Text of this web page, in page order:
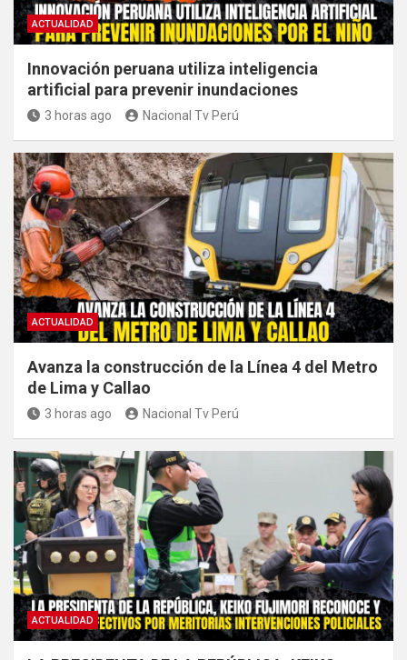
ACTUALIDAD
Innovación peruana utiliza inteligencia
artificial para prevenir inundaciones
3 horas ago Nacional Tv Perú
ACTUALIDAD
Avanza la construcción de la Línea 4 del Metro
de Lima y Callao
3 horas ago Nacional Tv Perú
ACTUALIDAD